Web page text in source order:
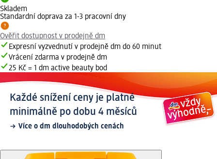
Skladem
Standardní doprava za 1-3 pracovní dny
Ověřit dostupnost v prodejně dm
Expresní vyzvednutí v prodejně dm do 60 minut
Vrácení zdarma v prodejně dm
25 Kč = 1 dm active beauty bod
Každé snížení ceny je platné
minimálně po dobu 4 měsíců
Více o dm dlouhodobých cenách